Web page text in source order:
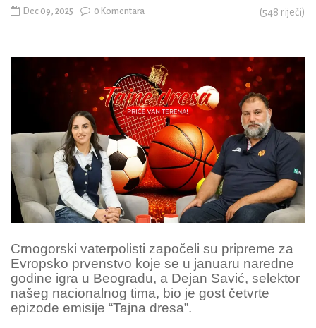
Dec 09, 2025 0 Komentara (548 riječi)
Crnogorski vaterpolisti započeli su pripreme za
Evropsko prvenstvo koje se u januaru naredne
godine igra u Beogradu, a Dejan Savić, selektor
našeg nacionalnog tima, bio je gost četvrte
epizode emisije “Tajna dresa”.